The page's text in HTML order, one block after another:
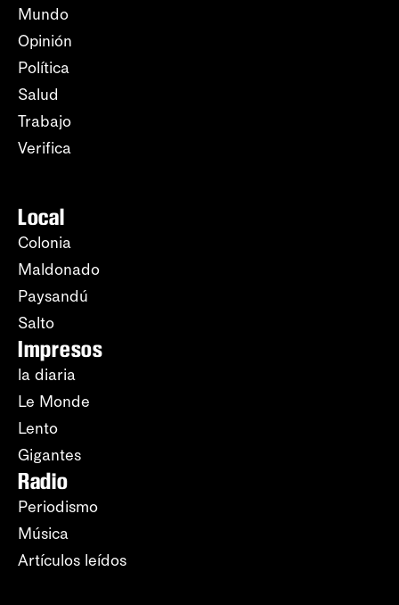
Mundo
Opinión
Política
Salud
Trabajo
Verifica
Local
Colonia
Maldonado
Paysandú
Salto
Impresos
la diaria
Le Monde
Lento
Gigantes
Radio
Periodismo
Música
Artículos leídos